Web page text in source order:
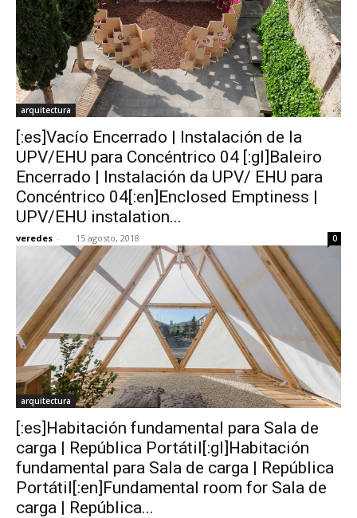
arquitectura
[:es]Vacío Encerrado | Instalación de la
UPV/EHU para Concéntrico 04 [:gl]Baleiro
Encerrado | Instalación da UPV/ EHU para
Concéntrico 04[:en]Enclosed Emptiness |
UPV/EHU instalation...
veredes - 15 agosto, 2018 0
arquitectura
[:es]Habitación fundamental para Sala de
carga | República Portátil[:gl]Habitación
fundamental para Sala de carga | República
Portátil[:en]Fundamental room for Sala de
carga | República...